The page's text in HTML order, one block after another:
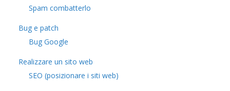
Spam combatterlo
Bug e patch
Bug Google
Realizzare un sito web
SEO (posizionare i siti web)